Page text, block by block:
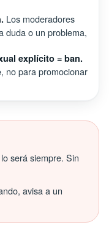
Los moderadores
duda o un problema,
explícito = ban.
no para promocionar
será siempre. Sin
avisa a un